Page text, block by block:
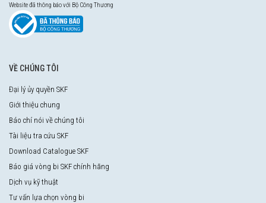
Website đã thông báo với Bộ Công Thương
VỀ CHÚNG TÔI
Đại lý ủy quyền SKF
Giới thiệu chung
Báo chí nói về chúng tôi
Tài liệu tra cứu SKF
Download Catalogue SKF
Báo giá vòng bi SKF chính hãng
Dịch vụ kỹ thuật
Tư vấn lựa chọn vòng bi